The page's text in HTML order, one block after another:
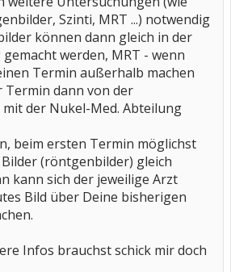
Szinti, MRT ...) notwendig
können dann gleich in der
werden, MRT - wenn
Termin außerhalb machen
Termin dann von der
der Nukel-Med. Abteilung
beim ersten Termin möglichst
(röntgenbilder) gleich
kann sich der jeweilige Arzt
Bild über Deine bisherigen
Infos brauchst schick mir doch